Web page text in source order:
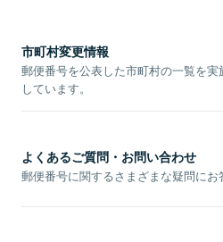
市町村変更情報
郵便番号を公表した市町村の一覧を
しています。
よくあるご質問・お問い合わせ
郵便番号に関するさまざまな疑問にお